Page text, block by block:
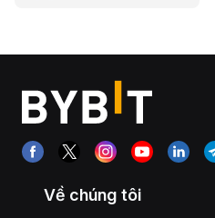
Về chúng tôi